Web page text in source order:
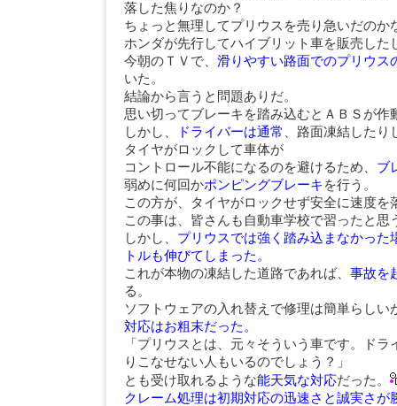
落した焦りなのか？
ちょっと無理してプリウスを売り急いだのか
ホンダが先行してハイブリット車を販売した
今朝のＴＶで、 滑りやすい路面でのプリウス
いた。
結論から言うと問題ありだ。
思い切ってブレーキを踏み込むとＡＢＳが作
しかし、
ドライバーは通常
、路面凍結した
タイヤがロックして車体が
コントロール不能になるのを避けるため、 ブ
弱めに何回かポンピングブレーキを行う。
この方が、タイヤがロックせず安全に速度を
この事は、皆さんも自動車学校で習ったと思
しかし、 プリウスでは強く踏み込まなかった
トルも伸びてしまった。
これが本物の凍結した道路であれば、 事故を
る。
ソフトウェアの入れ替えで修理は簡単らしい
対応はお粗末だった。
「プリウスとは、元々そういう車です。ド
りこなせない人もいるのでしょう？」
とも受け取れるような能天気な対応だった。
クレーム処理は初期対応の迅速さと誠実さが